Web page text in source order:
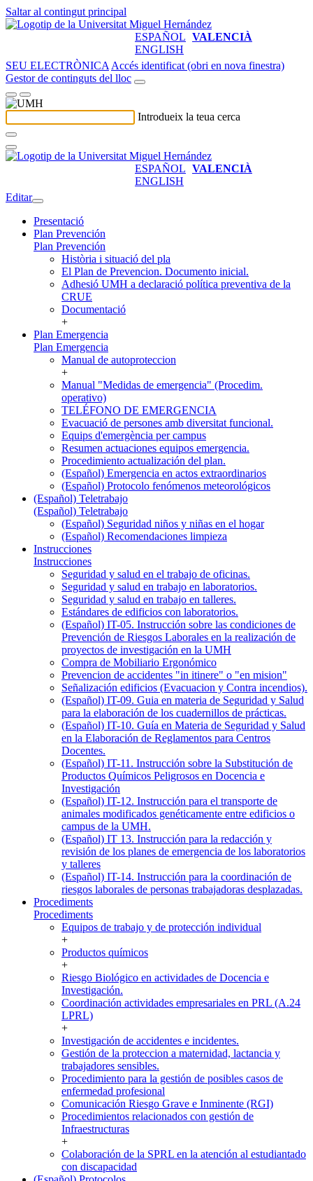
Saltar al contingut principal
ESPAÑOL VALENCIÀ
ENGLISH
SEU ELECTRÒNICA Accés identificat (obri en nova finestra)
Gestor de continguts del lloc
Introdueix la teua cerca
ESPAÑOL VALENCIÀ
ENGLISH
Editar
Presentació
Plan Prevención
Plan Prevención
Història i situació del pla
El Plan de Prevencion. Documento inicial.
Adhesió UMH a declaració política preventiva de la
CRUE
Documentació
+
Plan Emergencia
Plan Emergencia
Manual de autoproteccion
+
Manual "Medidas de emergencia" (Procedim.
operativo)
TELÉFONO DE EMERGENCIA
Evacuació de persones amb diversitat funcional.
Equips d'emergència per campus
Resumen actuaciones equipos emergencia.
Procedimiento actualización del plan.
(Español) Emergencia en actos extraordinarios
(Español) Protocolo fenómenos meteorológicos
(Español) Teletrabajo
(Español) Teletrabajo
(Español) Seguridad niños y niñas en el hogar
(Español) Recomendaciones limpieza
Instrucciones
Instrucciones
Seguridad y salud en el trabajo de oficinas.
Seguridad y salud en trabajo en laboratorios.
Seguridad y salud en trabajo en talleres.
Estándares de edificios con laboratorios.
(Español) IT-05. Instrucción sobre las condiciones de
Prevención de Riesgos Laborales en la realización de
proyectos de investigación en la UMH
Compra de Mobiliario Ergonómico
Prevencion de accidentes "in itinere" o "en mision"
Señalización edificios (Evacuacion y Contra incendios).
(Español) IT-09. Guia en materia de Seguridad y Salud
para la elaboración de los cuadernillos de prácticas.
(Español) IT-10. Guía en Materia de Seguridad y Salud
en la Elaboración de Reglamentos para Centros
Docentes.
(Español) IT-11. Instrucción sobre la Substitución de
Productos Químicos Peligrosos en Docencia e
Investigación
(Español) IT-12. Instrucción para el transporte de
animales modificados genéticamente entre edificios o
campus de la UMH.
(Español) IT 13. Instrucción para la redacción y
revisión de los planes de emergencia de los laboratorios
y talleres
(Español) IT-14. Instrucción para la coordinación de
riesgos laborales de personas trabajadoras desplazadas.
Procediments
Procediments
Equipos de trabajo y de protección individual
+
Productos químicos
+
Riesgo Biológico en actividades de Docencia e
Investigación.
Coordinación actividades empresariales en PRL (A.24
LPRL)
+
Investigación de accidentes e incidentes.
Gestión de la proteccion a maternidad, lactancia y
trabajadores sensibles.
Procedimiento para la gestión de posibles casos de
enfermedad profesional
Comunicación Riesgo Grave e Inminente (RGI)
Procedimientos relacionados con gestión de
Infraestructuras
+
Colaboración de la SPRL en la atención al estudiantado
con discapacidad